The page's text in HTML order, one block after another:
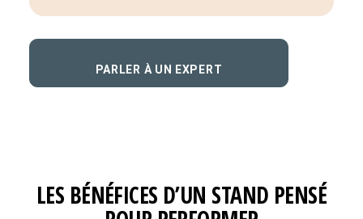
PARLER À UN EXPERT
LES BÉNÉFICES D’UN STAND PENSÉ